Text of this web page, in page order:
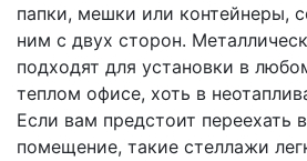
папки, мешки или контейнеры,
ним с двух сторон.
подходят для установки в
теплом офисе, хоть в
Если вам предстоит переехать
помещение, такие стеллажи